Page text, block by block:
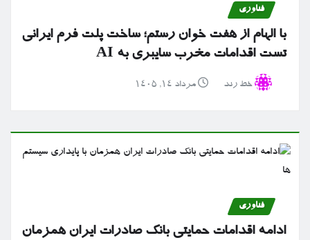
فناوری
با الهام از هفت خوان رستم؛ ساخت پلت فرم ایرانی
تست اقدامات مخرب سایبری به AI
خط رند مرداد ۱۴, ۱۴۰۵
فناوری
ادامه اقدامات حمایتی بانک صادرات ایران همزمان